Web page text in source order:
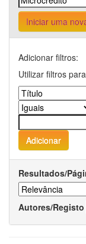
Iniciar uma
Adicionar filtros:
Utilizar filtros
Resultados/
Autores/Registo